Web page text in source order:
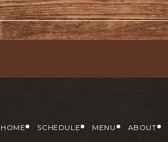
HOME SCHEDULE MENU ABOUT